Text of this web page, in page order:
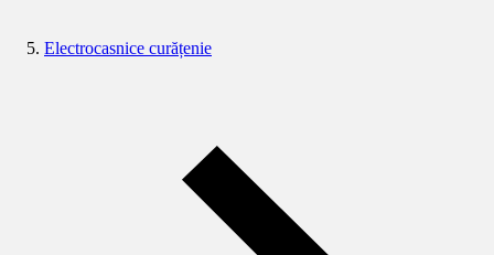
Electrocasnice curățenie